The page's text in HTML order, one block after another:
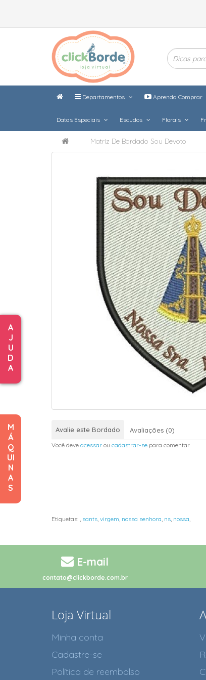
A
J
U
D
A
M
Á
Q
UI
N
A
S
Departamentos Aprenda Comprar
Datas Especiais Escudos Florais
Matriz De Bordado Sou Devoto
Avalie este Bordado Avaliações (0)
Você deve acessar ou cadastrar-se para comentar.
Etiquetas: sants virgem nossa senhora ns nossa
E-mail
contato@clickborde.com.br
Loja Virtual
Minha conta
Cadastre-se
Política de reembolso